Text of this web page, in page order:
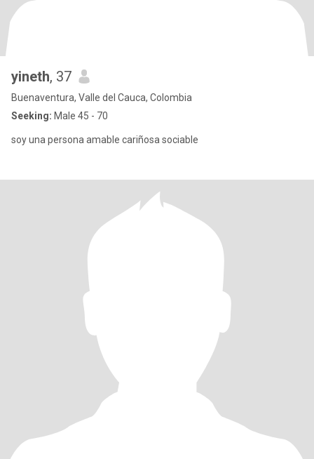
yineth, 37
Buenaventura, Valle del Cauca, Colombia
Seeking: Male 45 - 70
soy una persona amable cariñosa sociable